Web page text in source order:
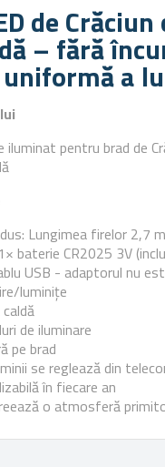
de Crăciun
– fără
a
pentru brad de
Lungimea firelor 2,7 m
baterie CR2025 3V
USB - adaptorul nu
luminițe
de iluminare
pe brad
se reglează din
în fiecare an
o atmosferă